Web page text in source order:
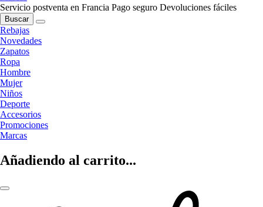
Servicio postventa en Francia Pago seguro Devoluciones fáciles
Buscar
Rebajas
Novedades
Zapatos
Ropa
Hombre
Mujer
Niños
Deporte
Accesorios
Promociones
Marcas
Añadiendo al carrito...